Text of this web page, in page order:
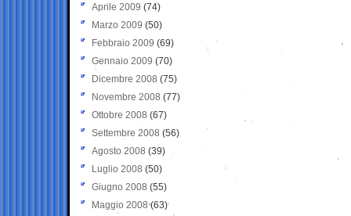
Aprile 2009 (74)
Marzo 2009 (50)
Febbraio 2009 (69)
Gennaio 2009 (70)
Dicembre 2008 (75)
Novembre 2008 (77)
Ottobre 2008 (67)
Settembre 2008 (56)
Agosto 2008 (39)
Luglio 2008 (50)
Giugno 2008 (55)
Maggio 2008(63)